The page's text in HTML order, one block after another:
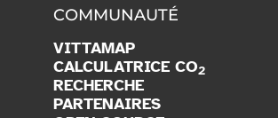
COMMUNAUTÉ
VITTAMAP
CALCULATRICE CO2
RECHERCHE
PARTENAIRES